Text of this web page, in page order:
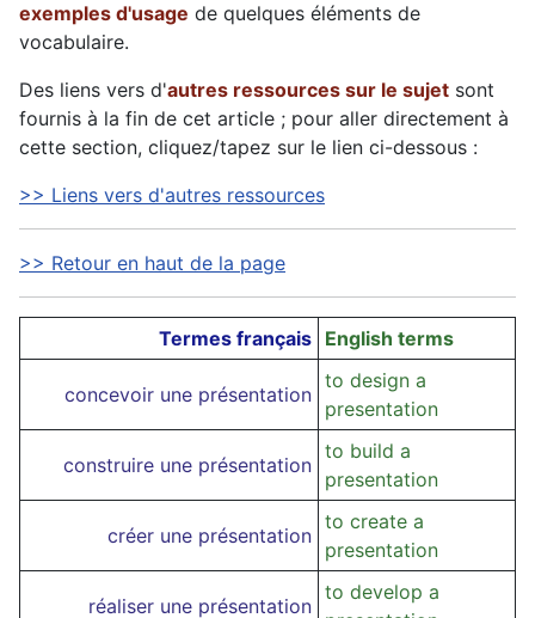
exemples d'usage de quelques éléments de
vocabulaire.
Des liens vers d'autres ressources sur le sujet sont
fournis à la fin de cet article ; pour aller directement à
cette section, cliquez/tapez sur le lien ci-dessous :
>> Liens vers d'autres ressources
>> Retour en haut de la page
Termes français English terms
concevoir une présentation
to design a
presentation
construire une présentation
to build a
presentation
créer une présentation
to create a
presentation
réaliser une présentation
to develop a